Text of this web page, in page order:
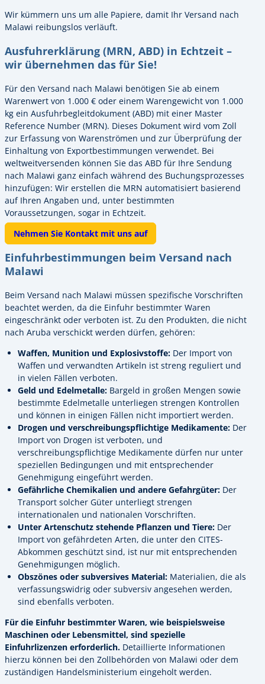
Wir kümmern uns um alle Papiere, damit Ihr Versand nach
Malawi reibungslos verläuft.
Ausfuhrerklärung (MRN, ABD) in Echtzeit –
wir übernehmen das für Sie!
Für den Versand nach Malawi benötigen Sie ab einem
Warenwert von 1.000 € oder einem Warengewicht von 1.000
kg ein Ausfuhrbegleitdokument (ABD) mit einer Master
Reference Number (MRN). Dieses Dokument wird vom Zoll
zur Erfassung von Warenströmen und zur Überprüfung der
Einhaltung von Exportbestimmungen verwendet. Bei
weltweitversenden können Sie das ABD für Ihre Sendung
nach Malawi ganz einfach während des Buchungsprozesses
hinzufügen: Wir erstellen die MRN automatisiert basierend
auf Ihren Angaben und, unter bestimmten
Voraussetzungen, sogar in Echtzeit.
Nehmen Sie Kontakt mit uns auf
Einfuhrbestimmungen beim Versand nach
Malawi
Beim Versand nach Malawi müssen spezifische Vorschriften
beachtet werden, da die Einfuhr bestimmter Waren
eingeschränkt oder verboten ist. Zu den Produkten, die nicht
nach Aruba verschickt werden dürfen, gehören:
Waffen, Munition und Explosivstoffe: Der Import von
Waffen und verwandten Artikeln ist streng reguliert und
in vielen Fällen verboten.
Geld und Edelmetalle: Bargeld in großen Mengen sowie
bestimmte Edelmetalle unterliegen strengen Kontrollen
und können in einigen Fällen nicht importiert werden.
Drogen und verschreibungspflichtige Medikamente: Der
Import von Drogen ist verboten, und
verschreibungspflichtige Medikamente dürfen nur unter
speziellen Bedingungen und mit entsprechender
Genehmigung eingeführt werden.
Gefährliche Chemikalien und andere Gefahrgüter: Der
Transport solcher Güter unterliegt strengen
internationalen und nationalen Vorschriften.
Unter Artenschutz stehende Pflanzen und Tiere: Der
Import von gefährdeten Arten, die unter den CITES-
Abkommen geschützt sind, ist nur mit entsprechenden
Genehmigungen möglich.
Obszönes oder subversives Material: Materialien, die als
verfassungswidrig oder subversiv angesehen werden,
sind ebenfalls verboten.
Für die Einfuhr bestimmter Waren, wie beispielsweise
Maschinen oder Lebensmittel, sind spezielle
Einfuhrlizenzen erforderlich. Detaillierte Informationen
hierzu können bei den Zollbehörden von Malawi oder dem
zuständigen Handelsministerium eingeholt werden.